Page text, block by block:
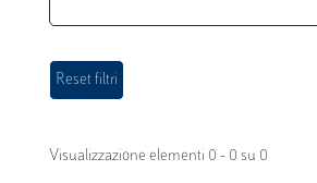
Visualizzazione elementi 0 - 0 su 0